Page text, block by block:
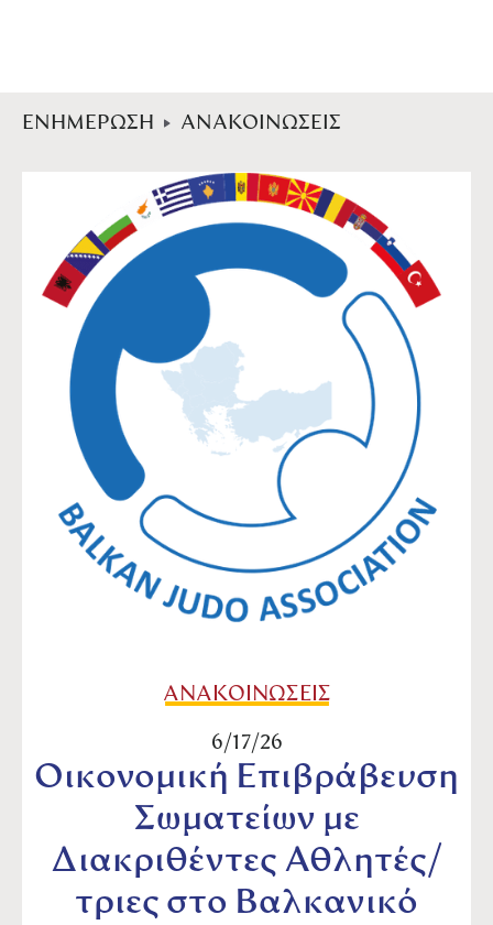
ΕΝΗΜΕΡΩΣΗ ΑΝΑΚΟΙΝΩΣΕΙΣ
ΑΝΑΚΟΙΝΩΣΕΙΣ
6/17/26
Οικονομική Επιβράβευση
Σωματείων με
Διακριθέντες Αθλητές/
τριες στο Βαλκανικό